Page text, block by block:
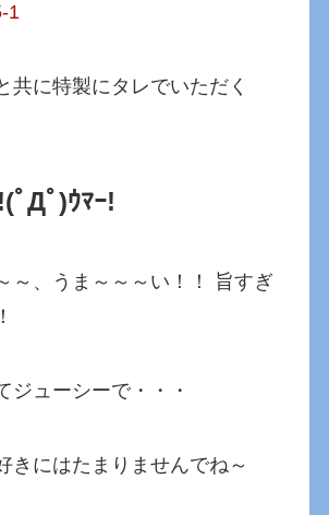
共に特製にタレでいただく
ﾟДﾟ)ｳﾏｰ!
～、うま～～～い！！ 旨すぎ
ジューシーで・・・
きにはたまりませんでね～